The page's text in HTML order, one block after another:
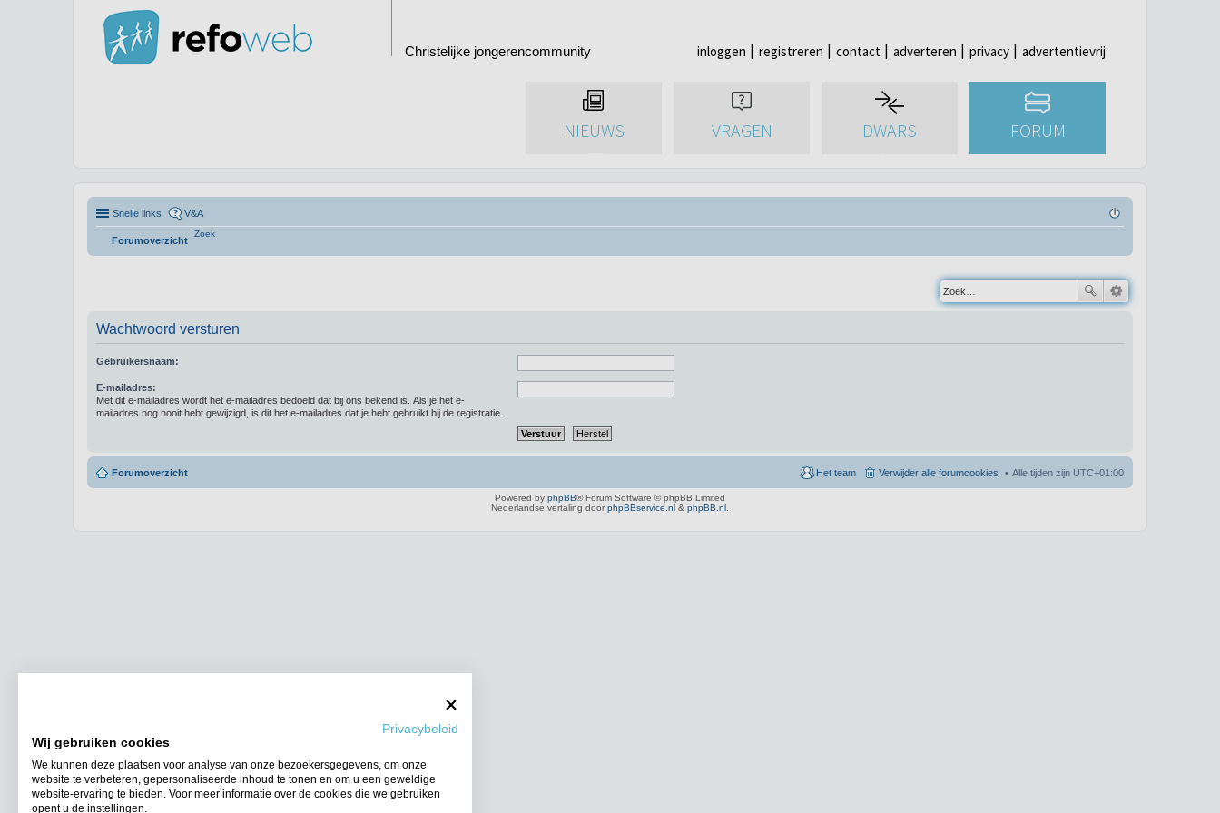
Christelijke jongerencommunity inloggen registreren contact adverteren privacy advertentievrij
NIEUWS VRAGEN DWARS FORUM
Snelle links V&A
Forumoverzicht
Zoek
Wachtwoord versturen
Gebruikersnaam:
E-mailadres:
Met dit e-mailadres wordt het e-mailadres bedoeld dat bij ons bekend is. Als je het e-
mailadres nog nooit hebt gewijzigd, is dit het e-mailadres dat je hebt gebruikt bij de registratie.
Forumoverzicht Alle tijden zijn UTC+01:00
Verwijder alle forumcookies
Het team
Powered by phpBB® Forum Software © phpBB Limited
Nederlandse vertaling door phpBBservice.nl & phpBB.nl
Privacybeleid
Wij gebruiken cookies
We kunnen deze plaatsen voor analyse van onze bezoekersgegevens, om onze
website te verbeteren, gepersonaliseerde inhoud te tonen en om u een geweldige
website-ervaring te bieden. Voor meer informatie over de cookies die we gebruiken
opent u de instellingen.